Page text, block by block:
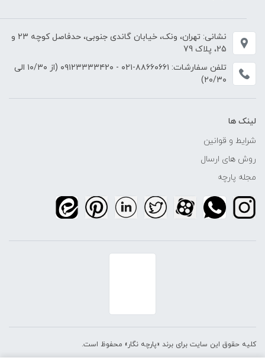
نشانی: تهران، ونک، خیابان گاندی جنوبی، حدفاصل کوچه 23 و
25، پلاک 79
تلفن سفارشات: ۸۸۶۶۰۶۶۱-۰۲۱ - ۰۹۱۲۳۳۳۳۴۲۰
(از ۱۰/۳۰ الی
۲۰/۳۰)
لینک ها
شرایط و قوانین
روش های ارسال
مجله پارچه
کلیه حقوق این سایت برای برند «پارچه نگار» محفوظ است.